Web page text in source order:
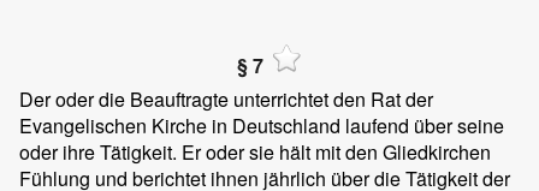
§ 7
Der oder die Beauftragte unterrichtet den Rat der
Evangelischen Kirche in Deutschland laufend über seine
oder ihre Tätigkeit. Er oder sie hält mit den Gliedkirchen
Fühlung und berichtet ihnen jährlich über die Tätigkeit der